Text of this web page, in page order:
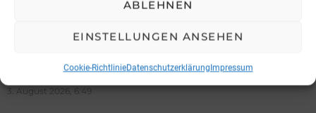
ABLEHNEN
EINSTELLUNGEN ANSEHEN
Cookie-RichtlinieDatenschutzerklärungImpressum
Hochnegger legt Präsidentenamt
IGV Austria
3. August 2026, 6:49